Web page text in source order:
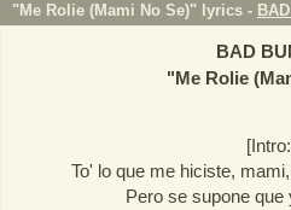
"Me Rolie (Mami No Se)" lyrics -
BAD
"Me Rolie
To' lo que me hiciste,
Pero se supone que